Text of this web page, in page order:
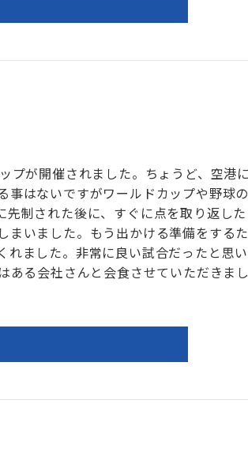
プが開催されました。ちょうど、空港に
事はないですがワールドカップや野球の
制された後に、すぐに点を取り返した
まいました。もう出かける準備をするた
ました。非常に良い試合だったと思い
ある会社さんと会食させていただきまし